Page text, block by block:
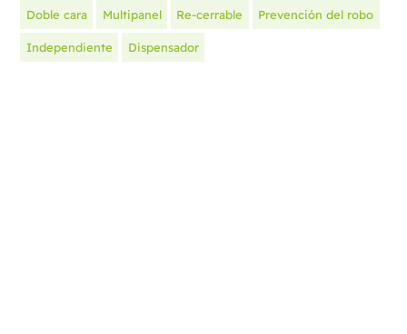
Doble cara Multipanel Re-cerrable Prevención del robo
Independiente Dispensador